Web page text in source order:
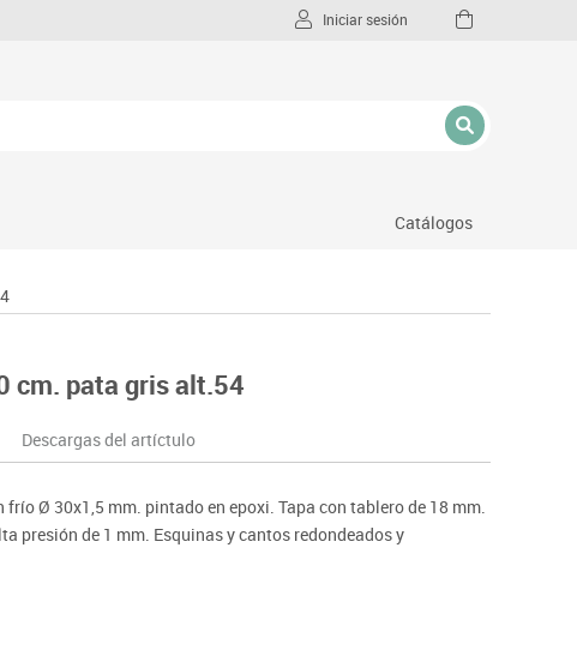
Iniciar sesión
Catálogos
cm. pata gris alt.54
Descargas del artíctulo
Ø 30x1,5 mm. pintado en epoxi. Tapa con tablero de 18 mm.
presión de 1 mm. Esquinas y cantos redondeados y